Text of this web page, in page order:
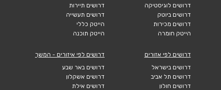
דרושים לוגיסטיקה
דרושים ביוטק
דרושים מכירות
הייטק חומרה
דרושים תיירות
דרושים תעשייה
הייטק כללי
הייטק תוכנה
דרושים לפי אזורים
דרושים בישראל
דרושים תל אביב
דרושים חולון
דרושים לפי איזורים - המשך
דרושים באר שבע
דרושים אשקלון
דרושים אילת